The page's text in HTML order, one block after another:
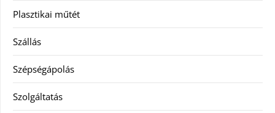
Plasztikai műtét
Szállás
Szépségápolás
Szolgáltatás